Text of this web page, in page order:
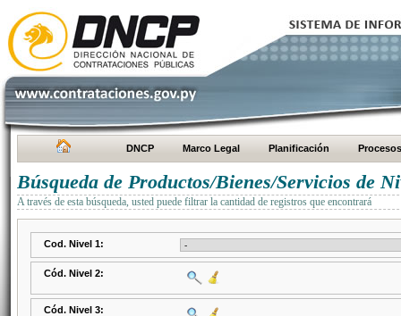
DNCP Marco Legal Planificación Procesos
Búsqueda de Productos/Bienes/Servicios de
A través de esta búsqueda, usted puede filtrar la cantidad de registros que encontrará
Cod. Nivel 1:
Cód. Nivel 2:
Cód. Nivel 3: